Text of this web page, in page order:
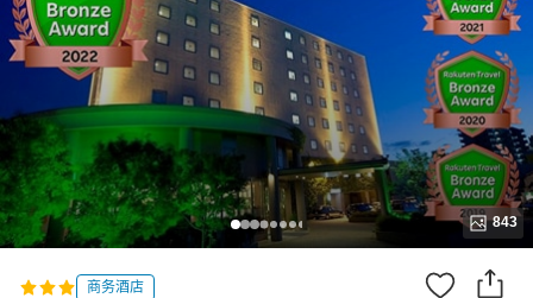
843
商务酒店